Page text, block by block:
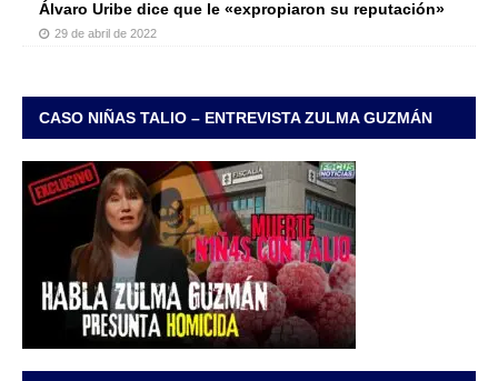
Álvaro Uribe dice que le «expropiaron su reputación»
29 de abril de 2022
CASO NIÑAS TALIO – ENTREVISTA ZULMA GUZMÁN